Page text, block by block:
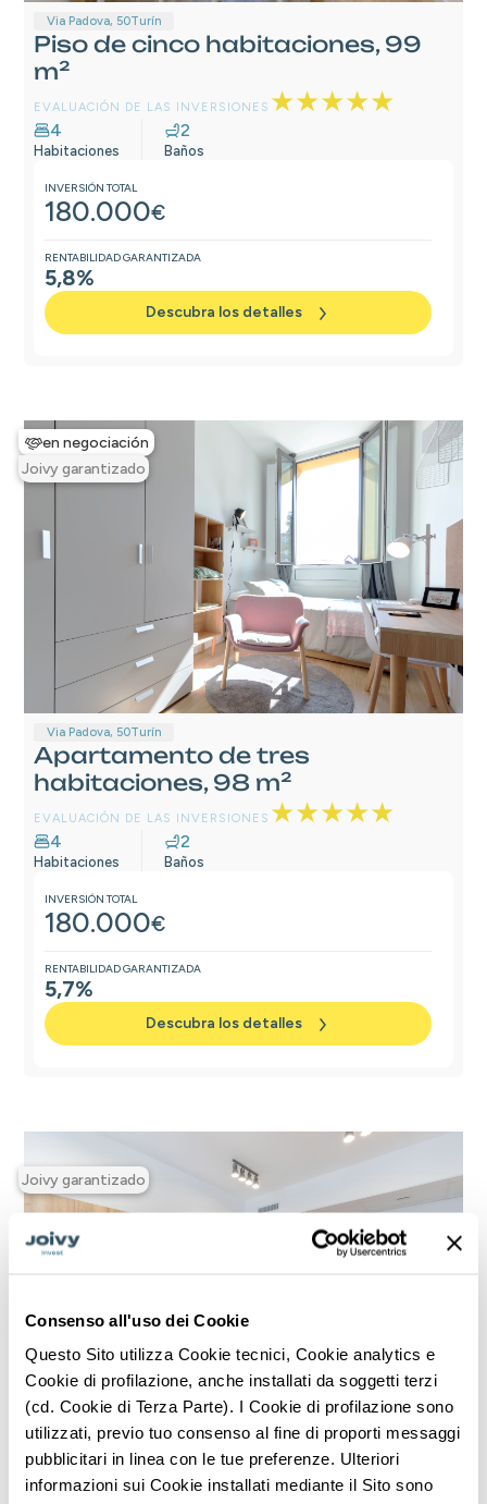
Consenso all'uso dei Cookie
Questo Sito utilizza Cookie tecnici, Cookie analytics e
Cookie di profilazione, anche installati da soggetti terzi
(cd. Cookie di Terza Parte). I Cookie di profilazione sono
utilizzati, previo tuo consenso al fine di proporti messaggi
pubblicitari in linea con le tue preferenze. Ulteriori
informazioni sui Cookie installati mediante il Sito sono
Via Padova, 50Turín
Piso de cinco habitaciones, 99
m²
EVALUACIÓN DE LAS INVERSIONES ★★★★★
4
Habitaciones
2
Baños
INVERSIÓN TOTAL
180.000€
RENTABILIDAD GARANTIZADA
5,8%
Descubra los detalles
en negociación
Joivy garantizado
Via Padova, 50Turín
Apartamento de tres
habitaciones, 98 m²
EVALUACIÓN DE LAS INVERSIONES ★★★★★
4
Habitaciones
2
Baños
INVERSIÓN TOTAL
180.000€
RENTABILIDAD GARANTIZADA
5,7%
Descubra los detalles
Joivy garantizado
Via Pedrotti, 16
Piso de varias habitaciones, 144
m²